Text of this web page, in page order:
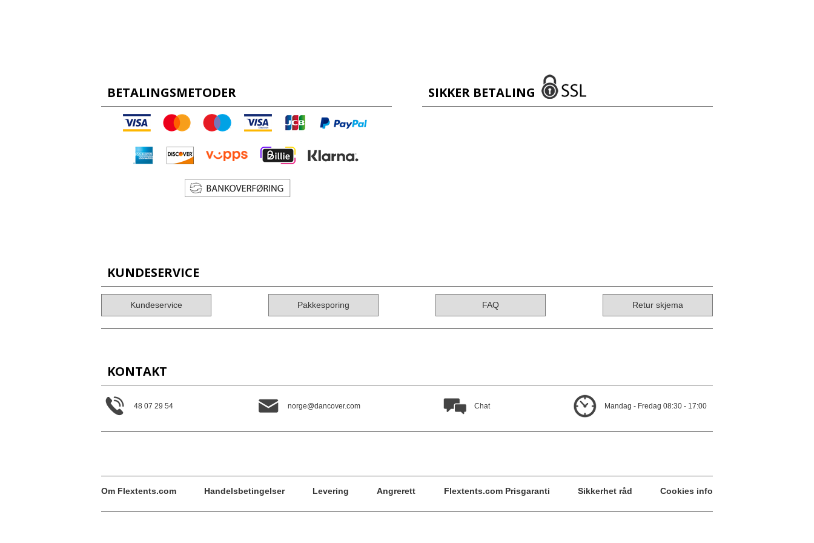
BETALINGSMETODER SIKKER BETALING
KUNDESERVICE
Kundeservice Pakkesporing FAQ Retur skjema
KONTAKT
48 07 29 54 norge@dancover.com Chat Mandag - Fredag 08:30 - 17:00
Om Flextents.com Handelsbetingelser Levering Angrerett Flextents.com Prisgaranti Sikkerhet råd Cookies info